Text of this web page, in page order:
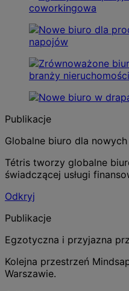
Publikacje
Globalne biuro dla
Tétris tworzy globalne
świadczącej usługi
Odkryj
Publikacje
Egzotyczna i przyjazna
Kolejna przestrzeń
Warszawie.